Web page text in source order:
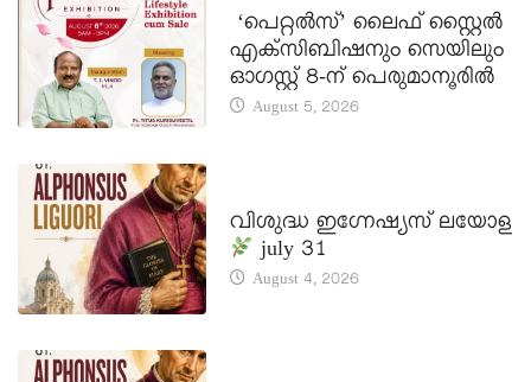
‘പെറ്റൽസ്’ ലൈഫ് സ്റ്റൈൽ
എക്സിബിഷനും സെയിലും
ഓഗസ്റ്റ് 8-ന് പെരുമാനൂരിൽ
August 5, 2026
വിശുദ്ധ ഇഗ്നേഷ്യസ് ലയോള
july 31
August 4, 2026